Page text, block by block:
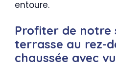
entoure.
Profiter de notre
terrasse au rez-
chaussée avec